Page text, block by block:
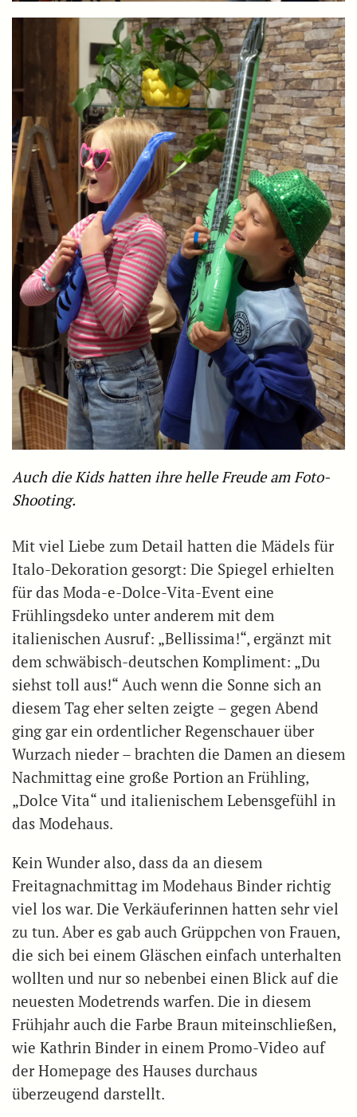
Auch die Kids hatten ihre helle Freude am Foto-
Shooting.
Mit viel Liebe zum Detail hatten die Mädels für
Italo-Dekoration gesorgt: Die Spiegel erhielten
für das Moda-e-Dolce-Vita-Event eine
Frühlingsdeko unter anderem mit dem
italienischen Ausruf: „Bellissima!“, ergänzt mit
dem schwäbisch-deutschen Kompliment: „Du
siehst toll aus!“ Auch wenn die Sonne sich an
diesem Tag eher selten zeigte – gegen Abend
ging gar ein ordentlicher Regenschauer über
Wurzach nieder – brachten die Damen an diesem
Nachmittag eine große Portion an Frühling,
„Dolce Vita“ und italienischem Lebensgefühl in
das Modehaus.
Kein Wunder also, dass da an diesem
Freitagnachmittag im Modehaus Binder richtig
viel los war. Die Verkäuferinnen hatten sehr viel
zu tun. Aber es gab auch Grüppchen von Frauen,
die sich bei einem Gläschen einfach unterhalten
wollten und nur so nebenbei einen Blick auf die
neuesten Modetrends warfen. Die in diesem
Frühjahr auch die Farbe Braun miteinschließen,
wie Kathrin Binder in einem Promo-Video auf
der Homepage des Hauses durchaus
überzeugend darstellt.